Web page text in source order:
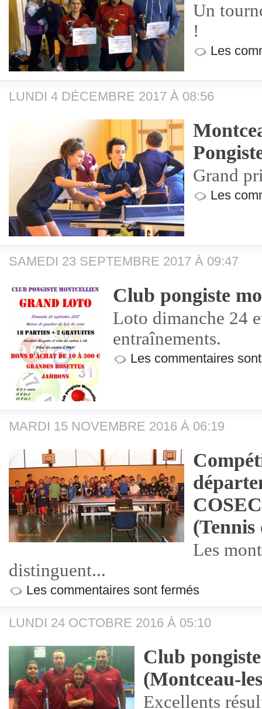
Un
!
Les
LUNDI 4 DÉCEMBRE 2017 À 08:56
Grand
Les
SAMEDI 23 SEPTEMBRE 2017 À 09:47
Club pongiste
Loto dimanche 24
entraînements.
Les commentaires
MARDI 15 NOVEMBRE 2016 À 06:19
(Tennis
Les
distinguent...
Les commentaires sont fermés
LUNDI 24 OCTOBRE 2016 À 05:10
Club
(Montceau-
Excellents